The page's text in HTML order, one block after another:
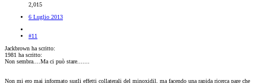
2,015
6 Luglio 2013
#11
Jackbrown ha scritto:
1981 ha scritto:
Non sembra....Ma ci può stare.......
Non mi ero mai informato sugli effetti collaterali del minoxidil, ma facendo una rapida ricerca pare che